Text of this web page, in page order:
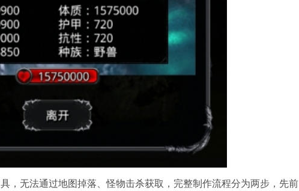
，无法通过地图掉落、怪物击杀获取，完整制作流程分为两步，先前